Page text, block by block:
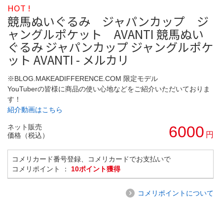
HOT !
競馬ぬいぐるみ ジャパンカップ ジ
ャングルポケット AVANTI 競馬ぬい
ぐるみ ジャパンカップ ジャングルポケ
ット AVANTI - メルカリ
※BLOG.MAKEADIFFERENCE.COM 限定モデル
YouTuberの皆様に商品の使い心地などをご紹介いただいておりま
す！
紹介動画はこちら
ネット販売
価格（税込）
6000 円
コメリカード番号登録、コメリカードでお支払いで
コメリポイント ： 10ポイント獲得
コメリポイントについて